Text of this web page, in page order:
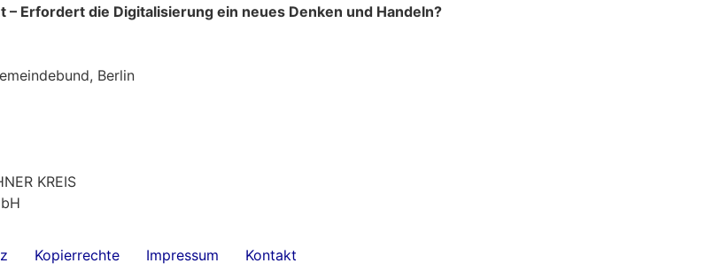
Erfordert die Digitalisierung ein neues Denken und Handeln?
Berlin
KREIS
Kopierrechte Impressum Kontakt